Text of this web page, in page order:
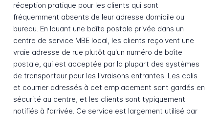
réception pratique pour les clients qui sont
fréquemment absents de leur adresse domicile ou
bureau. En louant une boîte postale privée dans un
centre de service MBE local, les clients reçoivent une
vraie adresse de rue plutôt qu'un numéro de boîte
postale, qui est acceptée par la plupart des systèmes
de transporteur pour les livraisons entrantes. Les colis
et courrier adressés à cet emplacement sont gardés en
sécurité au centre, et les clients sont typiquement
notifiés à l'arrivée. Ce service est largement utilisé par